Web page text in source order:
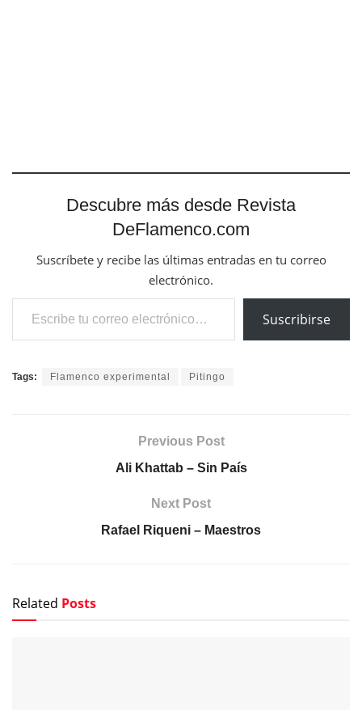
Descubre más desde Revista
DeFlamenco.com
Suscríbete y recibe las últimas entradas en tu correo
electrónico.
Escribe tu correo electrónico…
Suscribirse
Tags: Flamenco experimental Pitingo
Previous Post
Ali Khattab – Sin País
Next Post
Rafael Riqueni – Maestros
Related Posts